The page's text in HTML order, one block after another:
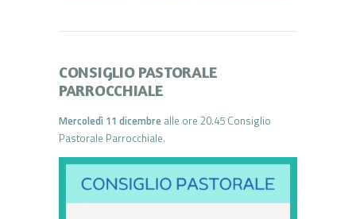
CONSIGLIO PASTORALE
PARROCCHIALE
Mercoledì 11 dicembre alle ore 20.45 Consiglio
Pastorale Parrocchiale.